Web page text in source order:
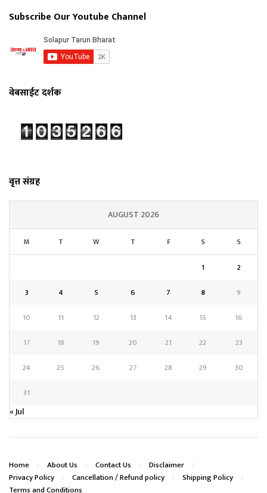
Subscribe Our Youtube Channel
वेबसाईट दर्शक
वृत्त संग्रह
AUGUST 2026
M T W T F S S
1
2
3
4 5 6 7 8
9
10
11 12 13 14 15
16
17
18 19 20 21 22
23
24
25 26 27 28 29
30
31
« Jul
Home About Us Contact Us
Disclaimer
Privacy Policy
Cancellation / Refund policy
Shipping Policy
Terms and Conditions